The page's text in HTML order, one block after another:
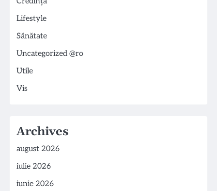
Lifestyle
Sănătate
Uncategorized @ro
Utile
Vis
Archives
august 2026
iulie 2026
iunie 2026